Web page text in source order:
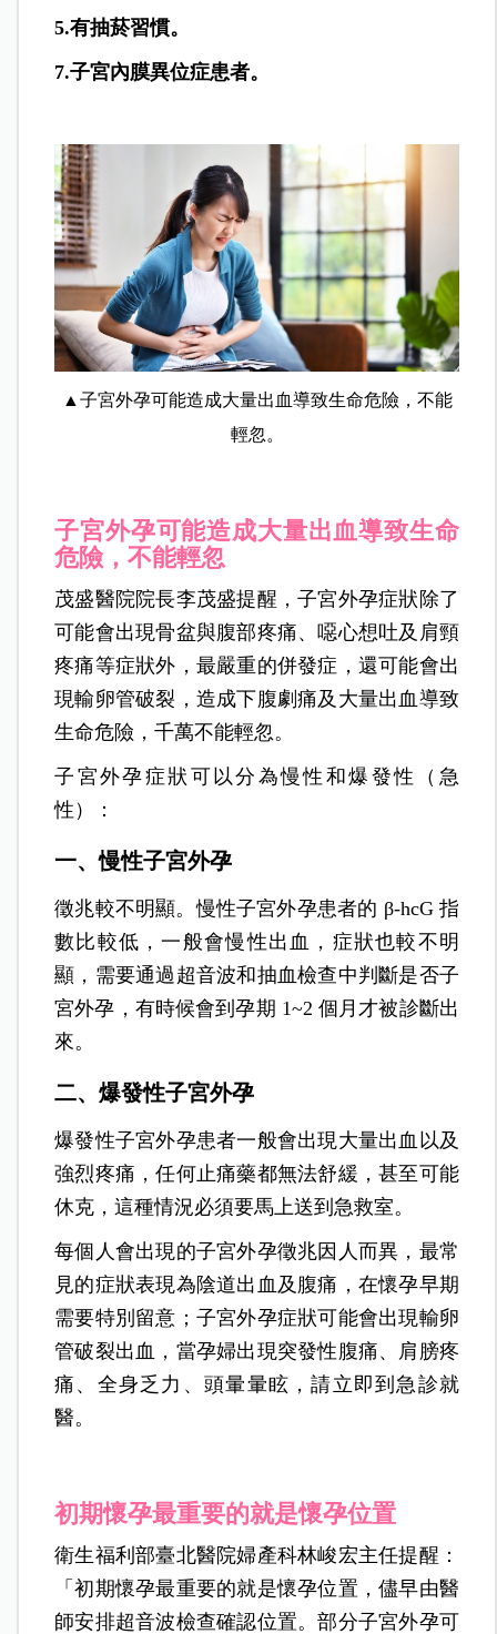
5.有抽菸習慣。
7.子宮內膜異位症患者。
▲子宮外孕可能造成大量出血導致生命危險，不能
輕忽。
子宮外孕可能造成大量出血導致生命
危險，不能輕忽
茂盛醫院院長李茂盛提醒，子宮外孕症狀除了
可能會出現骨盆與腹部疼痛、噁心想吐及肩頸
疼痛等症狀外，最嚴重的併發症，還可能會出
現輸卵管破裂，造成下腹劇痛及大量出血導致
生命危險，千萬不能輕忽。
子宮外孕症狀可以分為慢性和爆發性（急
性）：
一、慢性子宮外孕
徵兆較不明顯。慢性子宮外孕患者的 β-hcG 指
數比較低，一般會慢性出血，症狀也較不明
顯，需要通過超音波和抽血檢查中判斷是否子
宮外孕，有時候會到孕期 1~2 個月才被診斷出
來。
二、爆發性子宮外孕
爆發性子宮外孕患者一般會出現大量出血以及
強烈疼痛，任何止痛藥都無法舒緩，甚至可能
休克，這種情況必須要馬上送到急救室。
每個人會出現的子宮外孕徵兆因人而異，最常
見的症狀表現為陰道出血及腹痛，在懷孕早期
需要特別留意；子宮外孕症狀可能會出現輸卵
管破裂出血，當孕婦出現突發性腹痛、肩膀疼
痛、全身乏力、頭暈暈眩，請立即到急診就
醫。
初期懷孕最重要的就是懷孕位置
衛生福利部臺北醫院婦產科林峻宏主任提醒：
「初期懷孕最重要的就是懷孕位置，儘早由醫
師安排超音波檢查確認位置。部分子宮外孕可